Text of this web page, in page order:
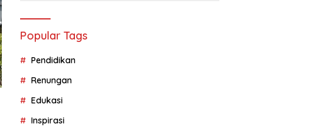
Popular Tags
Pendidikan
Renungan
Edukasi
Inspirasi